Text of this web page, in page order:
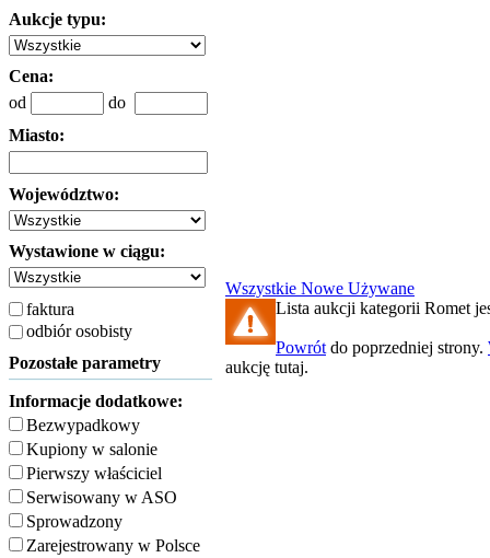
Aukcje typu:
Cena:
od
do
Miasto:
Województwo:
Wystawione w ciągu:
faktura
odbiór osobisty
Pozostałe parametry
Informacje dodatkowe:
Bezwypadkowy
Kupiony w salonie
Pierwszy właściciel
Serwisowany w ASO
Sprowadzony
Zarejestrowany w Polsce
Wszystkie Nowe Używane
Lista aukcji kategorii Romet
Powrót do poprzedniej strony.
aukcję tutaj.